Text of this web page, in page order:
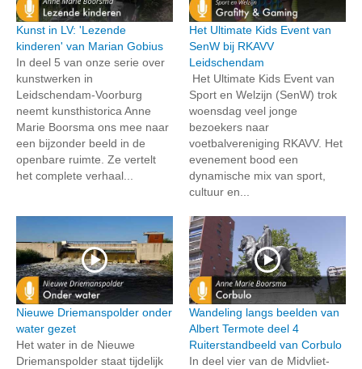
Kunst in LV: 'Lezende
kinderen' van Marian Gobius
In deel 5 van onze serie over
kunstwerken in
Leidschendam-Voorburg
neemt kunsthistorica Anne
Marie Boorsma ons mee naar
een bijzonder beeld in de
openbare ruimte. Ze vertelt
het complete verhaal...
Het Ultimate Kids Event van
SenW bij RKAVV
Leidschendam
Het Ultimate Kids Event van
Sport en Welzijn (SenW) trok
woensdag veel jonge
bezoekers naar
voetbalvereniging RKAVV. Het
evenement bood een
dynamische mix van sport,
cultuur en...
Nieuwe Driemanspolder onder
water gezet
Het water in de Nieuwe
Driemanspolder staat tijdelijk
Wandeling langs beelden van
Albert Termote deel 4
Ruiterstandbeeld van Corbulo
In deel vier van de Midvliet-